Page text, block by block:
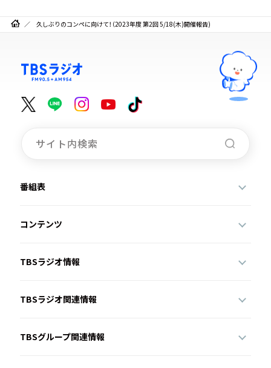
久しぶりのコンペに向けて！（2023年度 第2回 5/18(木)開催報告)
番組表
コンテンツ
TBSラジオ情報
TBSラジオ関連情報
TBSグループ関連情報